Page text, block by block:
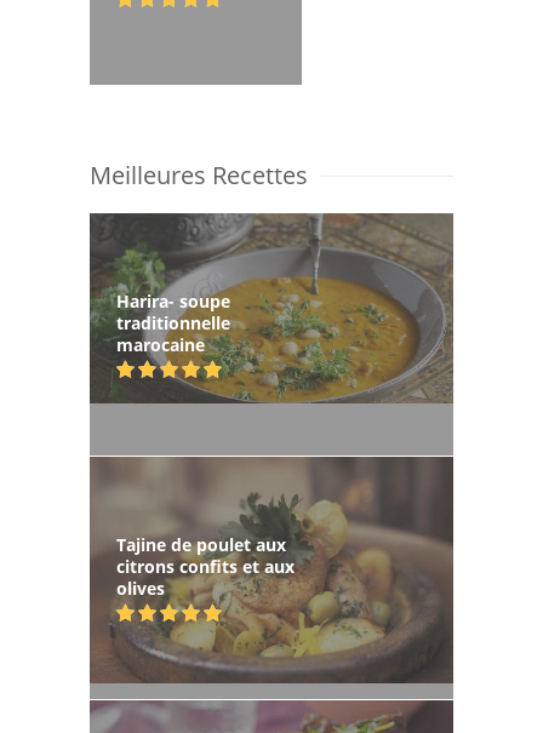
Meilleures Recettes
Harira- soupe
traditionnelle
marocaine
Tajine de poulet aux
citrons confits et aux
olives